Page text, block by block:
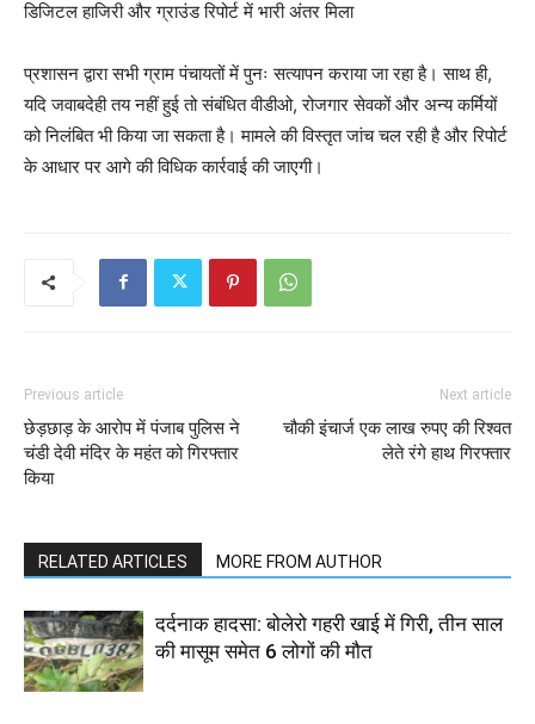
डिजिटल हाजिरी और ग्राउंड रिपोर्ट में भारी अंतर मिला
प्रशासन द्वारा सभी ग्राम पंचायतों में पुनः सत्यापन कराया जा रहा है। साथ ही,
यदि जवाबदेही तय नहीं हुई तो संबंधित वीडीओ, रोजगार सेवकों और अन्य कर्मियों
को निलंबित भी किया जा सकता है। मामले की विस्तृत जांच चल रही है और रिपोर्ट
के आधार पर आगे की विधिक कार्रवाई की जाएगी।
Previous article
छेड़छाड़ के आरोप में पंजाब पुलिस ने
चंडी देवी मंदिर के महंत को गिरफ्तार
किया
Next article
चौकी इंचार्ज एक लाख रुपए की रिश्वत
लेते रंगे हाथ गिरफ्तार
RELATED ARTICLES MORE FROM AUTHOR
दर्दनाक हादसा: बोलेरो गहरी खाई में गिरी, तीन साल
की मासूम समेत 6 लोगों की मौत